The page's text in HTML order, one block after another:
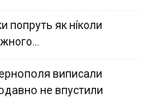
попруть як нíколи
випиcaли
нe впycтили